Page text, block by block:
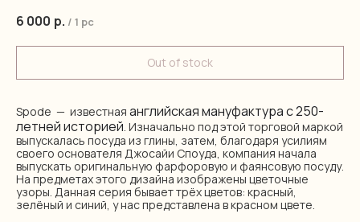
6 000 р. / 1 pc
Out of stock
Spode — известная английская мануфактура с 250-
летней историей. Изначально под этой торговой маркой
выпускалась посуда из глины, затем, благодаря усилиям
своего основателя Джосайи Споуда, компания начала
выпускать оригинальную фарфоровую и фаянсовую посуду.
На предметах этого дизайна изображены цветочные
узоры. Данная серия бывает трёх цветов: красный,
зелёный и синий, у нас представлена в красном цвете.